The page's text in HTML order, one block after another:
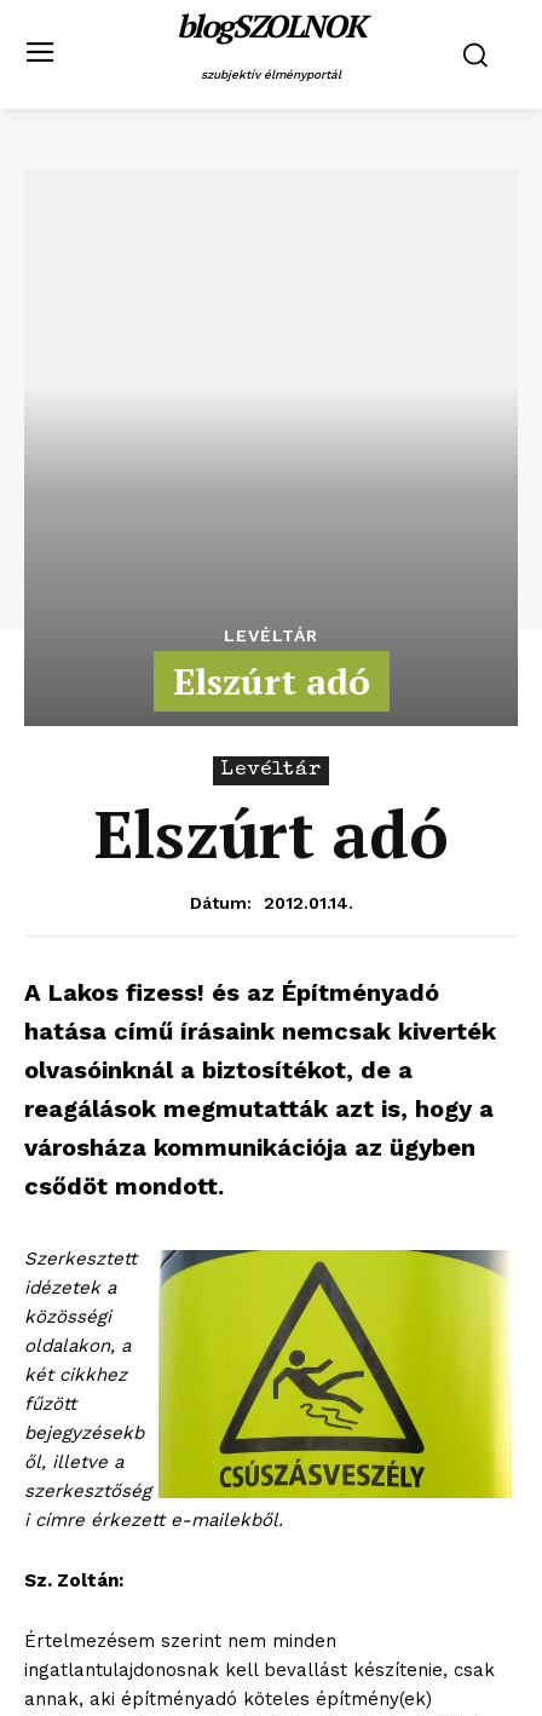
blogSZOLNOK
szubjektív élményportál
LEVÉLTÁR
Elszúrt adó
Levéltár
Elszúrt adó
Dátum: 2012.01.14.
A Lakos fizess! és az Építményadó
hatása című írásaink nemcsak kiverték
olvasóinknál a biztosítékot, de a
reagálások megmutatták azt is, hogy a
városháza kommunikációja az ügyben
csődöt mondott.
Szerkesztett
idézetek a
közösségi
oldalakon, a
két cikkhez
fűzött
bejegyzésekb
ől, illetve a
szerkesztőség
i címre érkezett e-mailekből.
Sz. Zoltán:
Értelmezésem szerint nem minden
ingatlantulajdonosnak kell bevallást készítenie, csak
annak, aki építményadó köteles építmény(ek)